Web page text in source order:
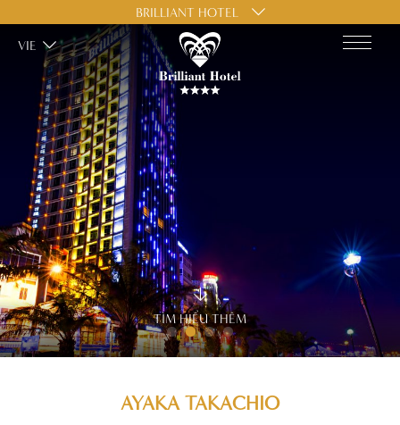
TÌM HIỂU THÊM
VIE
BRILLIANT HOTEL
AYAKA TAKACHIO